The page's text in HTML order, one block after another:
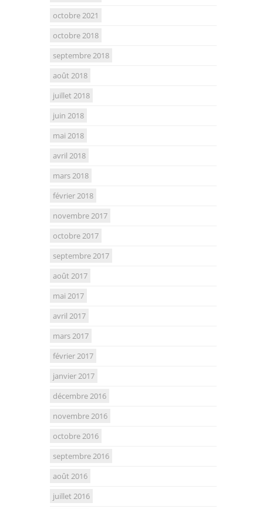
octobre 2021
octobre 2018
septembre 2018
août 2018
juillet 2018
juin 2018
mai 2018
avril 2018
mars 2018
février 2018
novembre 2017
octobre 2017
septembre 2017
août 2017
mai 2017
avril 2017
mars 2017
février 2017
janvier 2017
décembre 2016
novembre 2016
octobre 2016
septembre 2016
août 2016
juillet 2016